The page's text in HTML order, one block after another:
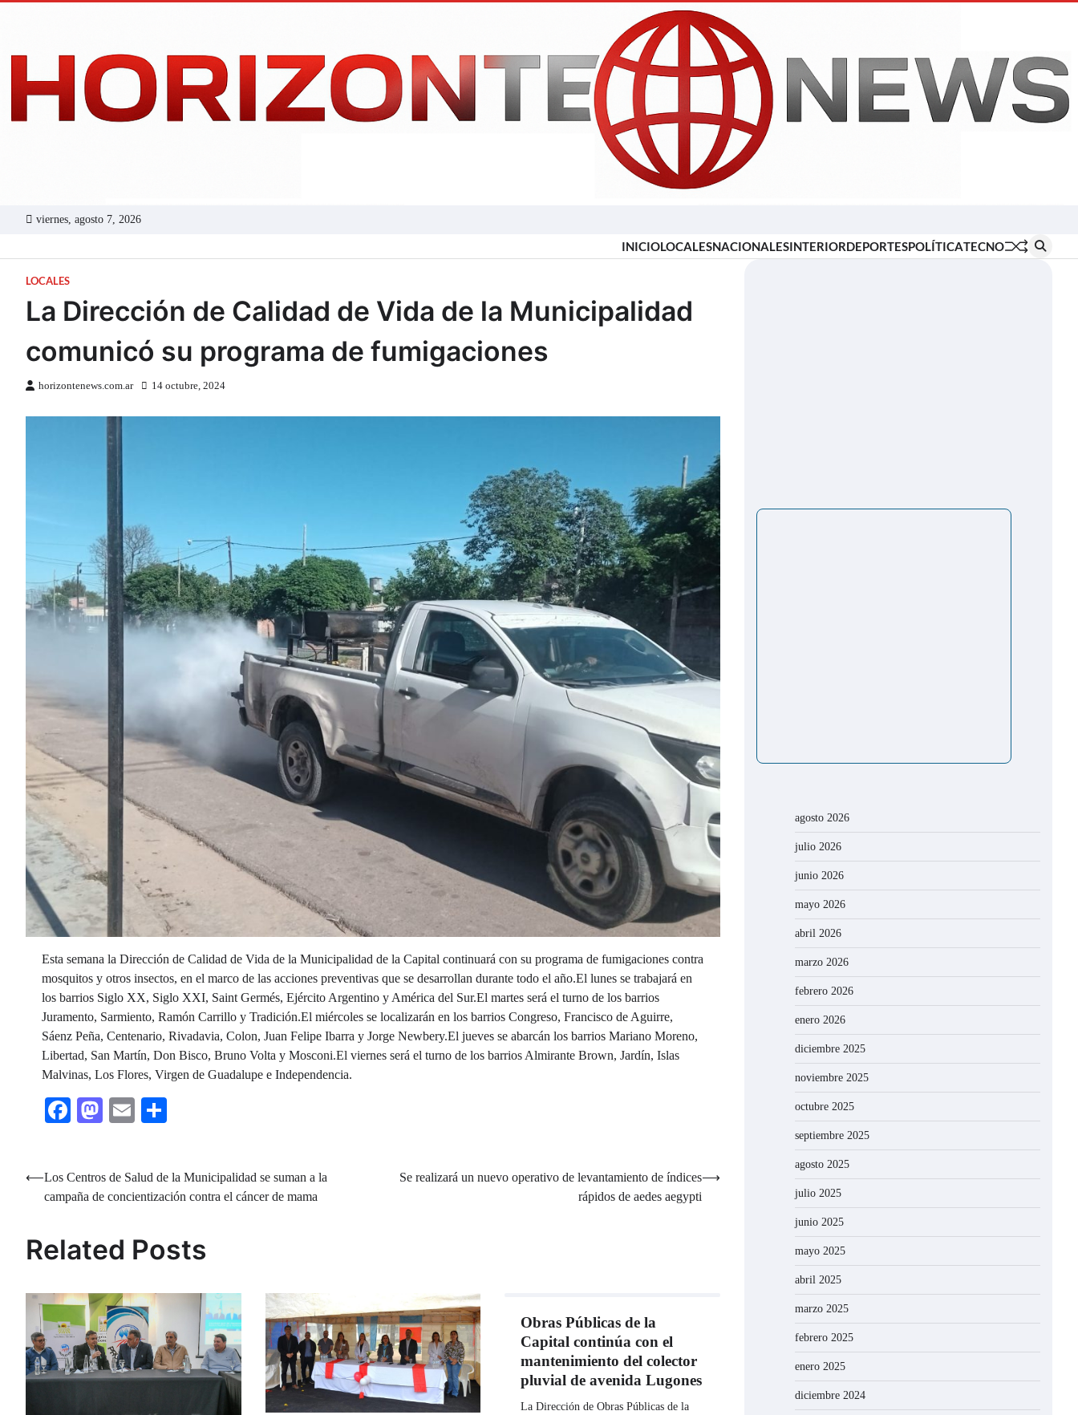
viernes, agosto 7, 2026
INICIOLOCALESNACIONALESINTERIORDEPORTESPOLÍTICATECNO
LOCALES
La Dirección de Calidad de Vida de la Municipalidad
comunicó su programa de fumigaciones
horizontenews.com.ar 14 octubre, 2024
Esta semana la Dirección de Calidad de Vida de la Municipalidad de la Capital continuará con su programa de fumigaciones contra
mosquitos y otros insectos, en el marco de las acciones preventivas que se desarrollan durante todo el año.El lunes se trabajará en
los barrios Siglo XX, Siglo XXI, Saint Germés, Ejército Argentino y América del Sur.El martes será el turno de los barrios
Juramento, Sarmiento, Ramón Carrillo y Tradición.El miércoles se localizarán en los barrios Congreso, Francisco de Aguirre,
Sáenz Peña, Centenario, Rivadavia, Colon, Juan Felipe Ibarra y Jorge Newbery.El jueves se abarcán los barrios Mariano Moreno,
Libertad, San Martín, Don Bisco, Bruno Volta y Mosconi.El viernes será el turno de los barrios Almirante Brown, Jardín, Islas
Malvinas, Los Flores, Virgen de Guadalupe e Independencia.
Facebook
Mastodon
Email
Navegación
⟵Los Centros de Salud de la Municipalidad se suman a la
campaña de concientización contra el cáncer de mama
Se realizará un nuevo operativo de levantamiento de índices
rápidos de aedes aegypti
⟶
Related Posts
Obras Públicas de la
Capital continúa con el
mantenimiento del colector
pluvial de avenida Lugones
La Dirección de Obras Públicas de la
agosto 2026
julio 2026
junio 2026
mayo 2026
abril 2026
marzo 2026
febrero 2026
enero 2026
diciembre 2025
noviembre 2025
octubre 2025
septiembre 2025
agosto 2025
julio 2025
junio 2025
mayo 2025
abril 2025
marzo 2025
febrero 2025
enero 2025
diciembre 2024